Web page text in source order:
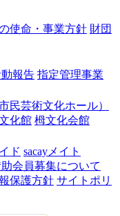
使命・事業方針 財団
報告 指定管理事業
民芸術文化ホール）
化館 栂文化会館
ド sacayメイト
会員募集について
保護方針 サイトポリ